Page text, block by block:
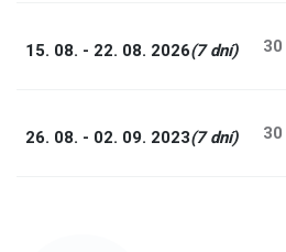
15. 08. - 22. 08. 2026(7 dní) 30
26. 08. - 02. 09. 2023(7 dní) 30